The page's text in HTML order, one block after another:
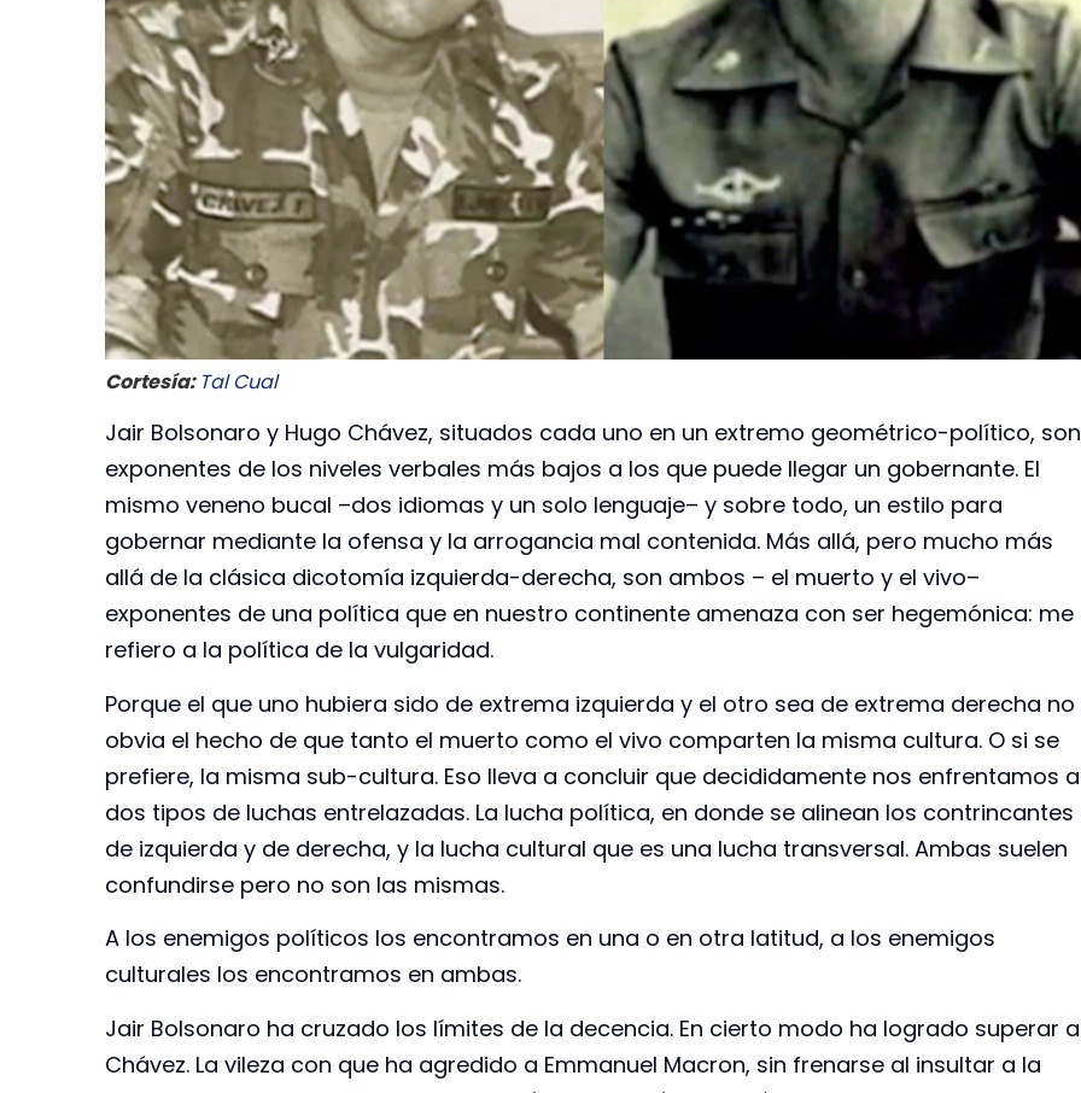
Cortesía: Tal Cual
Jair Bolsonaro y Hugo Chávez, situados cada uno en un extremo geométrico-político, son
exponentes de los niveles verbales más bajos a los que puede llegar un gobernante. El
mismo veneno bucal –dos idiomas y un solo lenguaje– y sobre todo, un estilo para
gobernar mediante la ofensa y la arrogancia mal contenida. Más allá, pero mucho más
allá de la clásica dicotomía izquierda-derecha, son ambos – el muerto y el vivo–
exponentes de una política que en nuestro continente amenaza con ser hegemónica: me
refiero a la política de la vulgaridad.
Porque el que uno hubiera sido de extrema izquierda y el otro sea de extrema derecha no
obvia el hecho de que tanto el muerto como el vivo comparten la misma cultura. O si se
prefiere, la misma sub-cultura. Eso lleva a concluir que decididamente nos enfrentamos a
dos tipos de luchas entrelazadas. La lucha política, en donde se alinean los contrincantes
de izquierda y de derecha, y la lucha cultural que es una lucha transversal. Ambas suelen
confundirse pero no son las mismas.
A los enemigos políticos los encontramos en una o en otra latitud, a los enemigos
culturales los encontramos en ambas.
Jair Bolsonaro ha cruzado los límites de la decencia. En cierto modo ha logrado superar a
Chávez. La vileza con que ha agredido a Emmanuel Macron, sin frenarse al insultar a la